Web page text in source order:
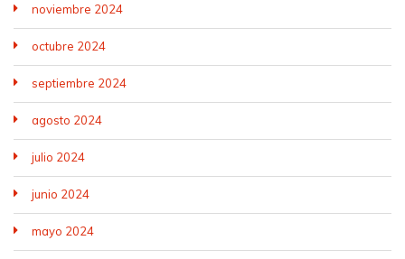
noviembre 2024
octubre 2024
septiembre 2024
agosto 2024
julio 2024
junio 2024
mayo 2024